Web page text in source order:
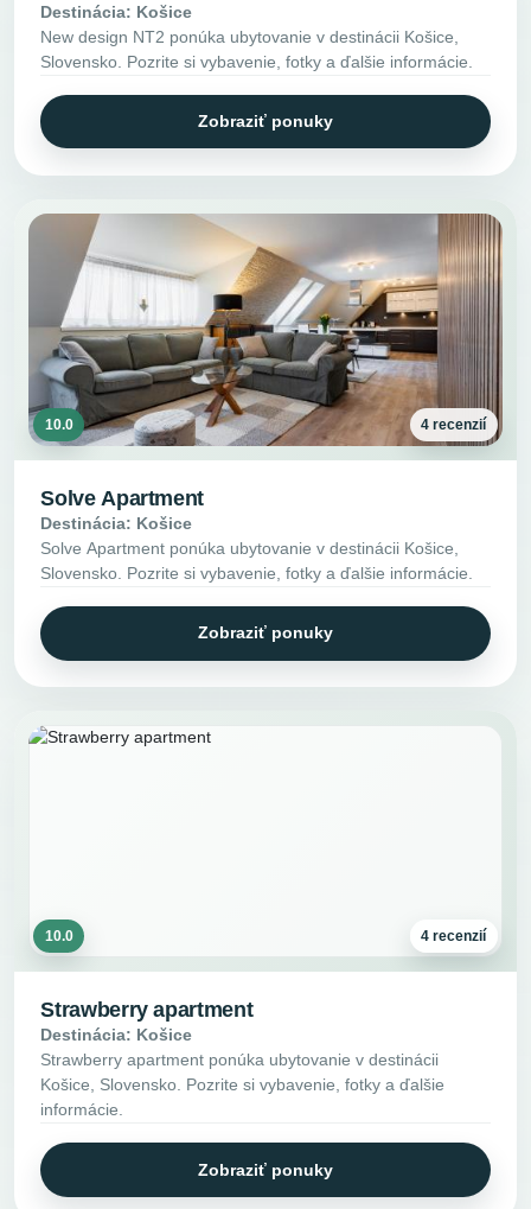
Destinácia: Košice
New design NT2 ponúka ubytovanie v destinácii Košice,
Slovensko. Pozrite si vybavenie, fotky a ďalšie informácie.
Zobraziť ponuky
10.0 4 recenzií
Solve Apartment
Destinácia: Košice
Solve Apartment ponúka ubytovanie v destinácii Košice,
Slovensko. Pozrite si vybavenie, fotky a ďalšie informácie.
Zobraziť ponuky
10.0 4 recenzií
Strawberry apartment
Destinácia: Košice
Strawberry apartment ponúka ubytovanie v destinácii
Košice, Slovensko. Pozrite si vybavenie, fotky a ďalšie
informácie.
Zobraziť ponuky